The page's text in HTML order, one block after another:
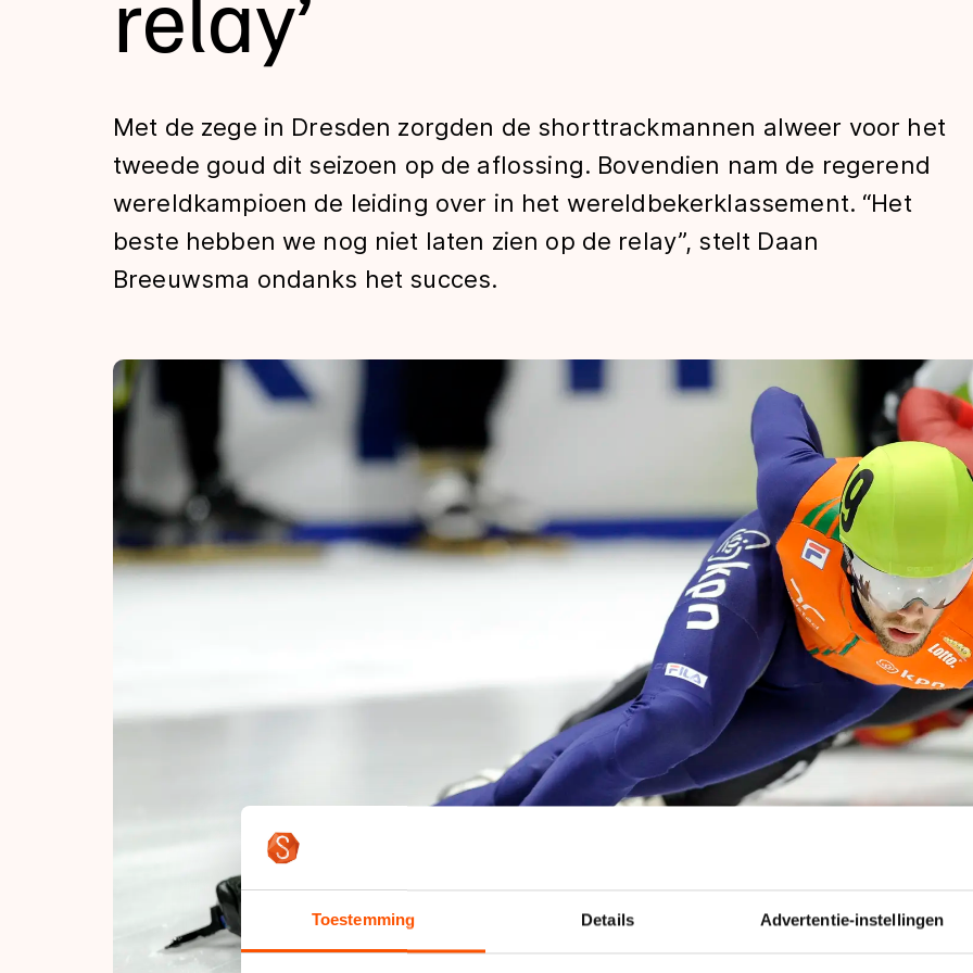
Toestemming Details Advertentie-instellingen
Tijden & historie
De weg op
Schaatsfans
Olympische Spelen
Met de zege in Dresden zorgden de shorttrackmannen alweer voor het
tweede goud dit seizoen op de aflossing. Bovendien nam de regerend
wereldkampioen de leiding over in het wereldbekerklassement. “Het
beste hebben we nog niet laten zien op de relay”, stelt Daan
Breeuwsma ondanks het succes.